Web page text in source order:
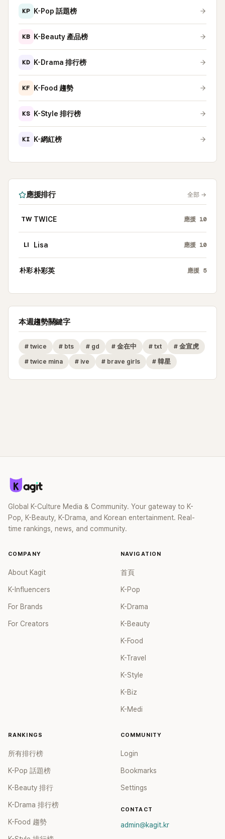
KP K-Pop 話題榜
KB K-Beauty 產品榜
KD K-Drama 排行榜
KF K-Food 趨勢
KS K-Style 排行榜
KI K-網紅榜
應援排行 全部 →
TW TWICE 應援 10
LI Lisa 應援 10
朴彩朴彩英 應援 5
本週趨勢關鍵字
# twice # bts # gd # 金在中 # txt # 金宣虎
# twice mina # ive # brave girls # 韓星
Global K-Culture Media & Community. Your gateway to K-
Pop, K-Beauty, K-Drama, and Korean entertainment. Real-
time rankings, news, and community.
COMPANY
About Kagit
K-Influencers
For Brands
For Creators
NAVIGATION
首頁
K-Pop
K-Drama
K-Beauty
K-Food
K-Travel
K-Style
K-Biz
K-Medi
RANKINGS
所有排行榜
K-Pop 話題榜
K-Beauty 排行
K-Drama 排行榜
K-Food 趨勢
COMMUNITY
Login
Bookmarks
Settings
CONTACT
admin@kagit.kr